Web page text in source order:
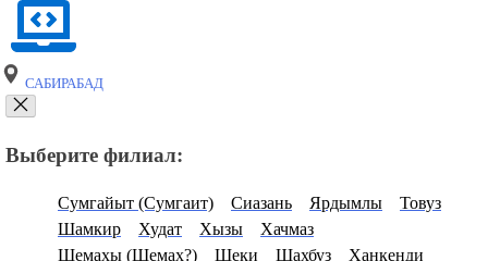
САБИРАБАД
Выберите филиал:
Сумгайыт (Сумгаит) Сиазань Ярдымлы
Товуз
Шамкир
Худат Хызы
Хачмаз
Шемахы (Шемах?)
Шеки Шахбуз
Ханкенди